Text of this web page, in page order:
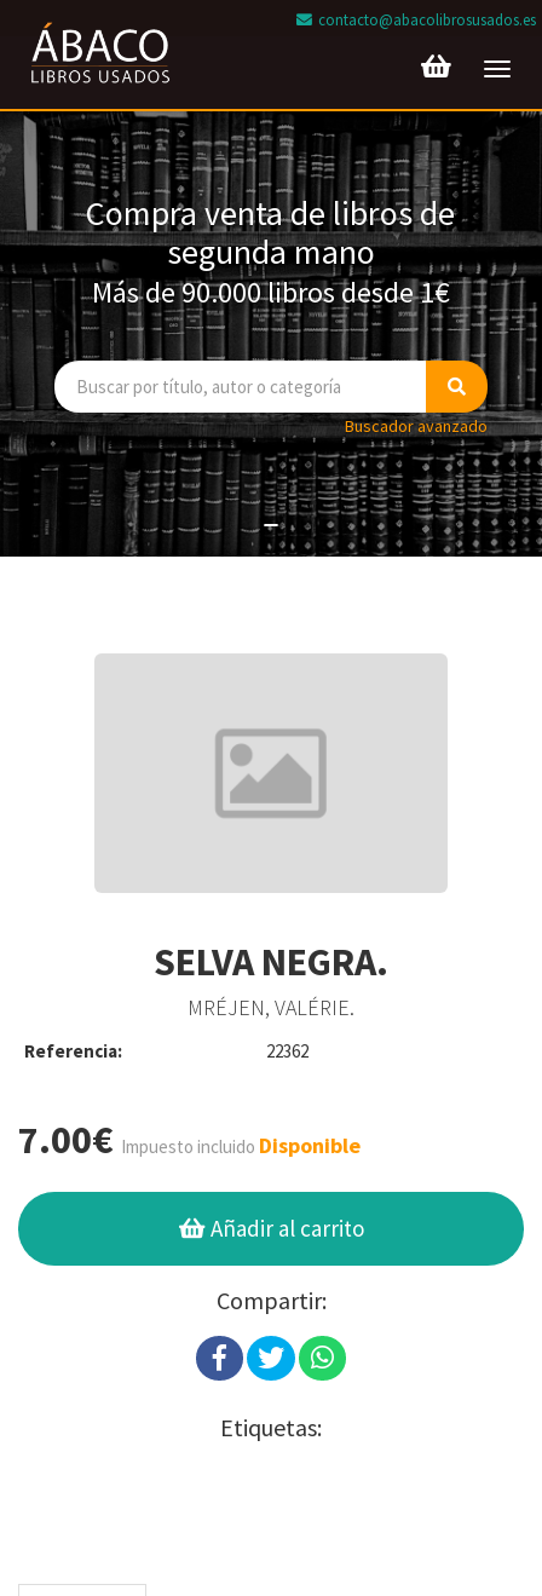
contacto@abacolibrosusados.es
Compra venta de libros de
segunda mano
Más de 90.000 libros desde 1€
Buscador avanzado
SELVA NEGRA.
MRÉJEN, VALÉRIE.
Referencia: 22362
7.00€ Impuesto incluido Disponible
Añadir al carrito
Compartir:
Etiquetas: